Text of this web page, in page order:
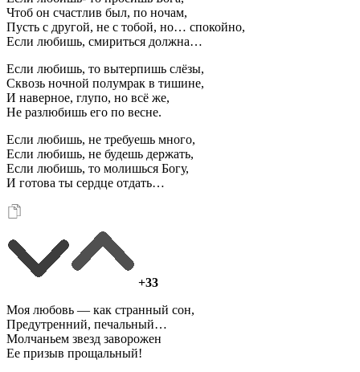
Чтоб он счастлив был, по ночам,
Пусть с другой, не с тобой, но… спокойно,
Если любишь, смириться должна…
Если любишь, то вытерпишь слёзы,
Сквозь ночной полумрак в тишине,
И наверное, глупо, но всё же,
Не разлюбишь его по весне.
Если любишь, не требуешь много,
Если любишь, не будешь держать,
Если любишь, то молишься Богу,
И готова ты сердце отдать…
+33
Моя любовь — как странный сон,
Предутренний, печальный…
Молчаньем звезд заворожен
Ее призыв прощальный!